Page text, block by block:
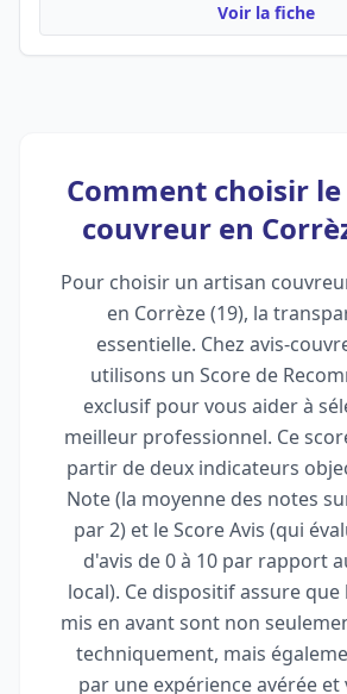
Voir la fiche
Comment choisir
couvreur en
Pour choisir un artisan
en Corrèze (19), la
essentielle. Chez avis-
utilisons un Score de
exclusif pour vous aider à
meilleur professionnel. Ce
partir de deux indicateurs
Note (la moyenne des notes
par 2) et le Score Avis (qui
d'avis de 0 à 10 par rapport
local). Ce dispositif assure
mis en avant sont non
techniquement, mais
par une expérience avérée